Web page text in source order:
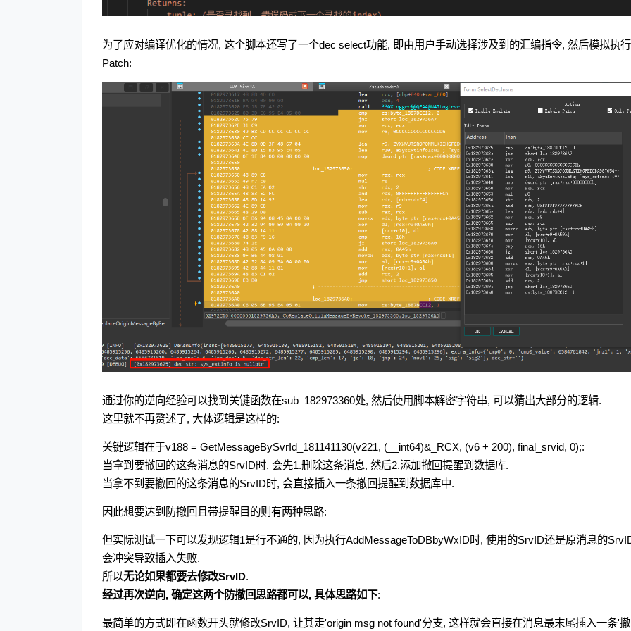
为了应对编译优化的情况, 这个脚本还写了一个dec select功能, 即由用户手动选择涉及到的汇编指令, 然后模拟执
Patch:
通过你的逆向经验可以找到关键函数在sub_182973360处, 然后使用脚本解密字符串, 可以猜出大部分的逻辑.
这里就不再赘述了, 大体逻辑是这样的:
关键逻辑在于v188 = GetMessageBySvrId_181141130(v221, (__int64)&_RCX, (v6 + 200), final_srvid, 0);:
当拿到要撤回的这条消息的SrvID时, 会先1.删除这条消息, 然后2.添加撤回提醒到数据库.
当拿不到要撤回的这条消息的SrvID时, 会直接插入一条撤回提醒到数据库中.
因此想要达到防撤回且带提醒目的则有两种思路:
但实际测试一下可以发现逻辑1是行不通的, 因为执行AddMessageToDBbyWxID时, 使用的SrvID还是原消息的
会冲突导致插入失败.
所以无论如果都要去修改SrvID.
经过再次逆向, 确定这两个防撤回思路都可以, 具体思路如下:
最简单的方式即在函数开头就修改SrvID, 让其走'origin msg not found'分支, 这样就会直接在消息最末尾插入一条'